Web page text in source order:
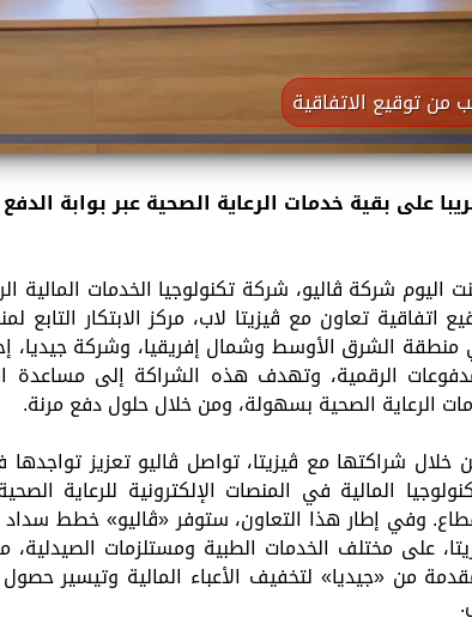
من توقيع الاتفاقية
على بقية خدمات الرعاية الصحية عبر بوابة
اليوم شركة ڤاليو، شركة تكنولوجيا الخدمات
اتفاقية تعاون مع ڤيزيتا لاب، مركز الابتكار التابع
الشرق الأوسط وشمال إفريقيا، وشركة جيديا،
الرقمية، وتهدف هذه الشراكة إلى
الرعاية الصحية بسهولة، ومن خلال حلول دفع مرنة.
خلال شراكتها مع ڤيزيتا، تواصل ڤاليو تعزيز
المالية في المنصات الإلكترونية للرعاية
وفي إطار هذا التعاون، ستوفر «ڤاليو» خطط
على مختلف الخدمات الطبية ومستلزمات الصيدلية،
من «جيديا» لتخفيف الأعباء المالية وتيسير